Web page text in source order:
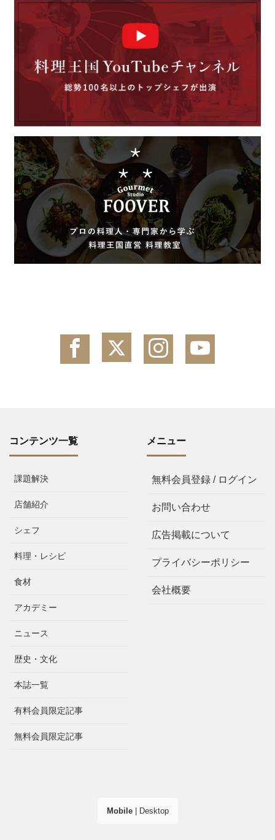
コンテンツ一覧
課題解決
店舗紹介
シェフ
料理・レシピ
食材
アカデミー
ニュース
歴史・文化
本誌一覧
有料会員限定記事
無料会員限定記事
メニュー
無料会員登録 / ログイン
お問い合わせ
広告掲載について
プライバシーポリシー
会社概要
Mobile| Desktop